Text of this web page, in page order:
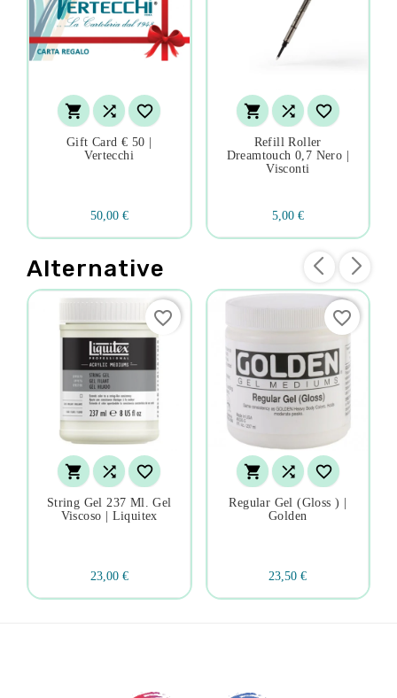
  
Gift Card € 50 |
Vertecchi
50,00 €
  
Refill Roller
Dreamtouch 0,7 Nero |
Visconti
5,00 €
Alternative
  
String Gel 237 Ml. Gel
Viscoso | Liquitex
23,00 €
favorite_border
  
Regular Gel (gloss ) |
Golden
23,50 €
favorite_border